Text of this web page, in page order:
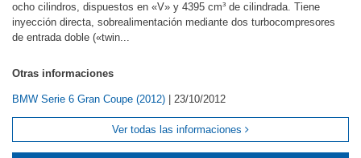
ocho cilindros, dispuestos en «V» y 4395 cm³ de cilindrada. Tiene
inyección directa, sobrealimentación mediante dos turbocompresores
de entrada doble («twin...
Otras informaciones
BMW Serie 6 Gran Coupe (2012) 23/10/2012
Ver todas las informaciones